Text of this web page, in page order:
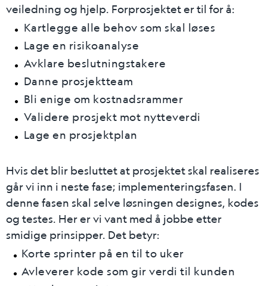
veiledning og hjelp. Forprosjektet er til for å:
Kartlegge alle behov som skal løses
Lage en risikoanalyse
Avklare beslutningstakere
Danne prosjektteam
Bli enige om kostnadsrammer
Validere prosjekt mot nytteverdi
Lage en prosjektplan
Hvis det blir besluttet at prosjektet skal realiseres
går vi inn i neste fase; implementeringsfasen. I
denne fasen skal selve løsningen designes, kodes
og testes. Her er vi vant med å jobbe etter
smidige prinsipper. Det betyr:
Korte sprinter på en til to uker
Avleverer kode som gir verdi til kunden